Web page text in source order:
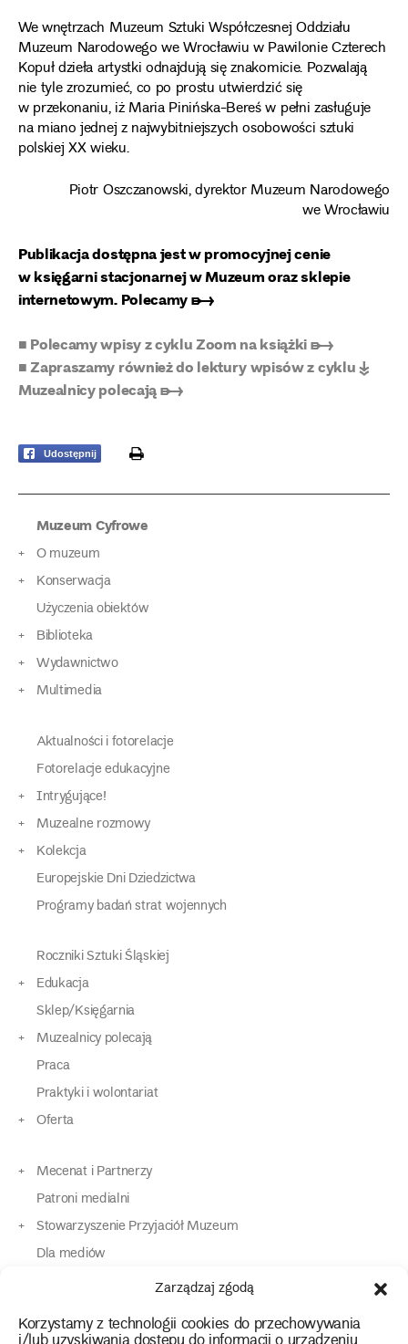
Zarządzaj zgodą
Korzystamy z technologii cookies do przechowywania
We wnętrzach Muzeum Sztuki Współczesnej Oddziału
Muzeum Narodowego we Wrocławiu w Pawilonie Czterech
Kopuł dzieła artystki odnajdują się znakomicie. Pozwalają
nie tyle zrozumieć, co po prostu utwierdzić się
w przekonaniu, iż Maria Pinińska-Bereś w pełni zasługuje
na miano jednej z najwybitniejszych osobowości sztuki
polskiej XX wieku.
Piotr Oszczanowski, dyrektor Muzeum Narodowego
we Wrocławiu
Publikacja dostępna jest w promocyjnej cenie
w księgarni stacjonarnej w Muzeum oraz sklepie
internetowym. Polecamy ➸
■ Polecamy wpisy z cyklu Zoom na książki ➸
■ Zapraszamy również do lektury wpisów z cyklu ↡
Muzealnicy polecają ➸
Udostępnij print
Muzeum Cyfrowe
O muzeum
Konserwacja
Użyczenia obiektów
Biblioteka
Wydawnictwo
Multimedia
Aktualności i fotorelacje
Fotorelacje edukacyjne
Intrygujące!
Muzealne rozmowy
Kolekcja
Europejskie Dni Dziedzictwa
Programy badań strat wojennych
Roczniki Sztuki Śląskiej
Edukacja
Sklep/Księgarnia
Muzealnicy polecają
Praca
Praktyki i wolontariat
Oferta
Mecenat i Partnerzy
Patroni medialni
Stowarzyszenie Przyjaciół Muzeum
Dla mediów
Dla osób o specjalnych potrzebach
Kontakt